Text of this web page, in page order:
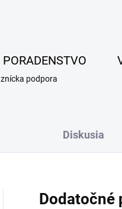
PORADENSTVO
podpora
Diskusia
Dodatočné